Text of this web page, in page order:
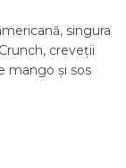
singura
creveții
mango și sos